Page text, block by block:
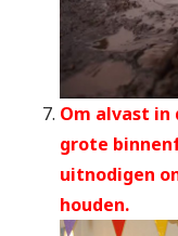
Om alvast
grote
uitnodigen
houden.